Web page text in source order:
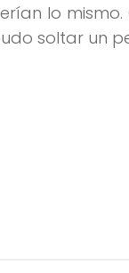
lo
soltar un